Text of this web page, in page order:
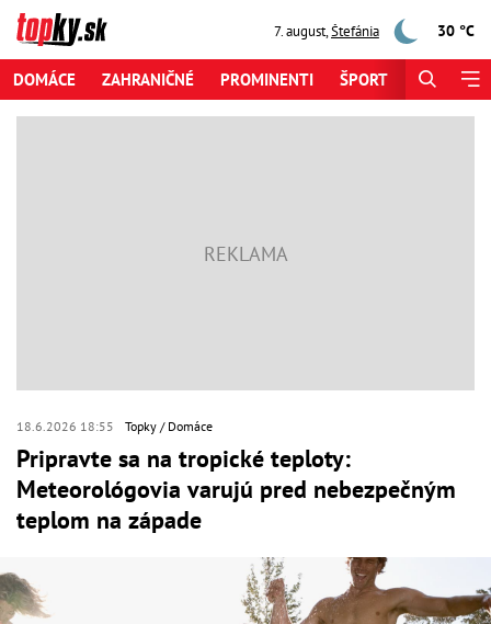
7. august,Štefánia 30 °C
DOMÁCE ZAHRANIČNÉ PROMINENTI ŠPORT
18.6.2026 18:55 Topky Domáce
Pripravte sa na tropické teploty:
Meteorológovia varujú pred nebezpečným
teplom na západe